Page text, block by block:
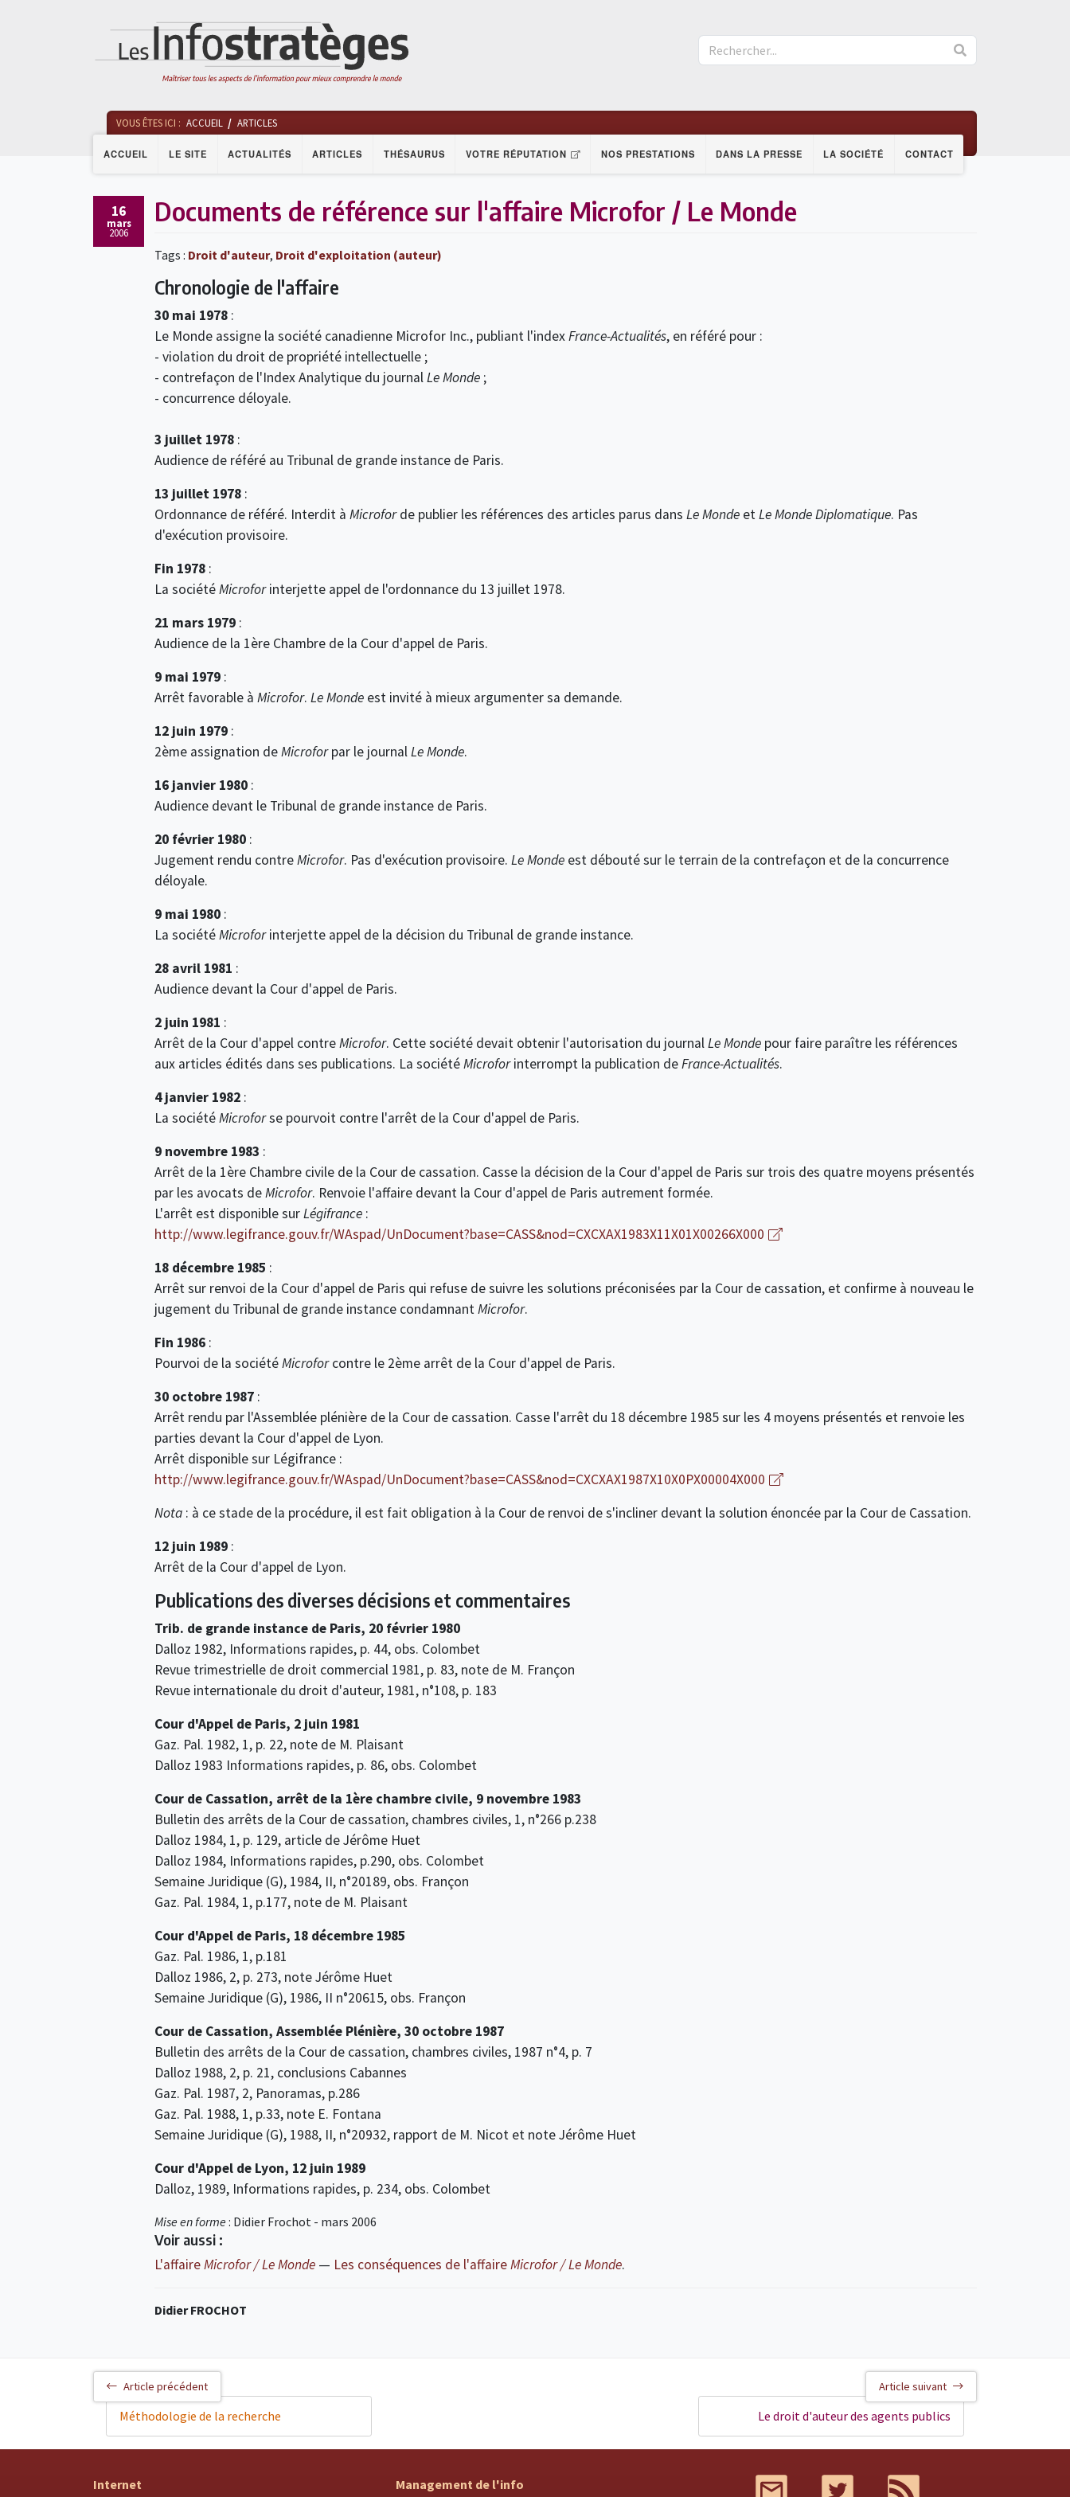
ACCUEIL LE SITE ACTUALITÉS ARTICLES THÉSAURUS VOTRE RÉPUTATION NOS PRESTATIONS DANS LA PRESSE LA SOCIÉTÉ CONTACT
VOUS ÊTES ICI : ACCUEIL ARTICLES
16
mars
2006
Documents de référence sur l'affaire Microfor / Le Monde
Tags : Droit d'auteur, Droit d'exploitation (auteur)
Chronologie de l'affaire
30 mai 1978:
Le Monde assigne la société canadienne Microfor Inc., publiant l'indexFrance-Actualités, en référé pour :
- violation du droit de propriété intellectuelle ;
- contrefaçon de l'Index Analytique du journalLe Monde;
- concurrence déloyale.
3 juillet 1978:
Audience de référé au Tribunal de grande instance de Paris.
13 juillet 1978:
Ordonnance de référé. Interdit à Microforde publier les références des articles parus dans Le MondeetLe Monde Diplomatique. Pas
d'exécution provisoire.
Fin 1978:
La sociétéMicroforinterjette appel de l'ordonnance du 13 juillet 1978.
21 mars 1979:
Audience de la 1ère Chambre de la Cour d'appel de Paris.
9 mai 1979:
Arrêt favorable à Microfor. Le Mondeest invité à mieux argu­menter sa demande.
12 juin 1979:
2ème assignation deMicroforpar le journalLe Monde.
16 janvier 1980:
Audience devant le Tribunal de grande instance de Paris.
20 février 1980:
Jugement rendu contreMicrofor. Pas d'exécution provisoire. Le Mondeest débouté sur le terrain de la contrefaçon et de la concurrence
déloyale.
9 mai 1980:
La sociétéMicroforinterjette appel de la décision du Tribunal de grande instance.
28 avril 1981 :
Audience devant la Cour d'appel de Paris.
2 juin 1981 :
Arrêt de la Cour d'appel contreMicrofor. Cette société devait obtenir l'autorisation du journalLe Mondepour faire paraître les références
aux articles édités dans ses publications. La sociétéMicroforinterrompt la publication deFrance-Actualités.
4 janvier 1982:
La sociétéMicroforse pourvoit contre l'arrêt de la Cour d'appel de Paris.
9 novembre 1983 :
Arrêt de la 1ère Chambre civile de la Cour de cassation. Casse la décision de la Cour d'appel de Paris sur trois des quatre moyens présentés
par les avocats deMicrofor. Renvoie l'affaire devant la Cour d'appel de Paris autrement formée.
L'arrêt est disponible surLégifrance:
http://www.legifrance.gouv.fr/WAspad/UnDocument?base=CASS&nod=CXCXAX1983X11X01X00266X000
18 décembre 1985 :
Arrêt sur renvoi de la Cour d'appel de Paris qui refuse de suivre les solutions préconisées par la Cour de cassation, et confirme à nouveau le
jugement du Tribunal de grande instance condamnantMicrofor.
Fin 1986:
Pourvoi de la sociétéMicroforcontre le 2ème arrêt de la Cour d'appel de Paris.
30 octobre 1987:
Arrêt rendu par l'Assemblée plénière de la Cour de cassation. Casse l'arrêt du 18 décembre 1985 sur les 4 moyens présentés et renvoie les
parties devant la Cour d'appel de Lyon.
Arrêt disponible sur Légifrance :
http://www.legifrance.gouv.fr/WAspad/UnDocument?base=CASS&nod=CXCXAX1987X10X0PX00004X000
Nota: à ce stade de la procédure, il est fait obligation à la Cour de renvoi de s'incliner devant la solution énoncée par la Cour de Cassation.
12 juin 1989:
Arrêt de la Cour d'appel de Lyon.
Publications des diverses décisions et commentaires
Trib. de grande instance de Paris, 20 février 1980
Dalloz 1982, Informations rapides, p. 44, obs. Colombet
Revue trimestrielle de droit commercial 1981, p. 83, note de M. Françon
Revue internationale du droit d'auteur, 1981, n°108, p. 183
Cour d'Appel de Paris, 2 juin 1981
Gaz. Pal. 1982, 1, p. 22, note de M. Plaisant
Dalloz 1983 Informations rapides, p. 86, obs. Colombet
Cour de Cassation, arrêt de la 1ère chambre civile, 9 novembre 1983
Bulletin des arrêts de la Cour de cassation, chambres civiles, 1, n°266 p.238
Dalloz 1984, 1, p. 129, article de Jérôme Huet
Dalloz 1984, Informations rapides, p.290, obs. Colombet
Semaine Juridique (G), 1984, II, n°20189, obs. Françon
Gaz. Pal. 1984, 1, p.177, note de M. Plaisant
Cour d'Appel de Paris, 18 décembre 1985
Gaz. Pal. 1986, 1, p.181
Dalloz 1986, 2, p. 273, note Jérôme Huet
Semaine Juridique (G), 1986, II n°20615, obs. Françon
Cour de Cassation, Assemblée Plénière, 30 octobre 1987
Bulletin des arrêts de la Cour de cassation, chambres civiles, 1987 n°4, p. 7
Dalloz 1988, 2, p. 21, conclusions Cabannes
Gaz. Pal. 1987, 2, Panoramas, p.286
Gaz. Pal. 1988, 1, p.33, note E. Fontana
Semaine Juridique (G), 1988, II, n°20932, rapport de M. Nicot et note Jérôme Huet
Cour d'Appel de Lyon, 12 juin 1989
Dalloz, 1989, Informations rapides, p. 234, obs. Colombet
Mise en forme: Didier Frochot - mars 2006
Voir aussi :
L'affaireMicrofor / Le Monde— Les conséquences de l'affaireMicrofor / Le Monde.
Didier FROCHOT
Article précédent
Méthodologie de la recherche
Article suivant
Le droit d'auteur des agents publics
Internet Management de l'info Twitter